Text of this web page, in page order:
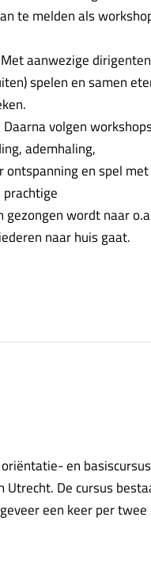
te melden als
aanwezige
spelen en samen
volgen
ademhaling,
en spel met
wordt naar
naar huis gaat.
en basiscursus
De cursus
een keer per twee